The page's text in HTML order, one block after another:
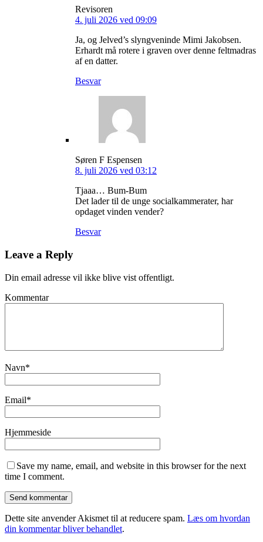
Revisoren
4. juli 2026 ved 09:09
Ja, og Jelved’s slyngveninde Mimi Jakobsen.
Erhardt må rotere i graven over denne feltmadras
af en datter.
Besvar
Søren F Espensen
8. juli 2026 ved 03:12
Tjaaa… Bum-Bum
Det lader til de unge socialkammerater, har
opdaget vinden vender?
Besvar
Leave a Reply
Din email adresse vil ikke blive vist offentligt.
Kommentar
Navn*
Email*
Hjemmeside
Save my name, email, and website in this browser for the next
time I comment.
Dette site anvender Akismet til at reducere spam. Læs om hvordan
din kommentar bliver behandlet.